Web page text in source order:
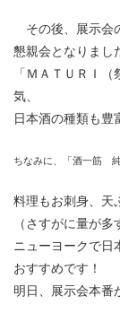
その後、展示会
懇親会となりまし
「ＭＡＴＵＲＩ
気、
日本酒の種類も豊
ちなみに、「酒一筋 純
料理もお刺身、天
（さすがに量が
ニューヨークで日
おすすめです！
明日、展示会本